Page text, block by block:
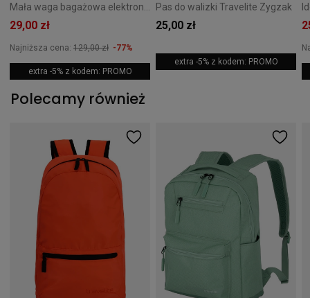
29,00 zł
Najniższa cena: 129,00 zł -77%
extra -5% z kodem: PROMO
Pas do walizki Travelite Zygzak
25,00 zł
extra -5% z kodem: PROMO
Polecamy również